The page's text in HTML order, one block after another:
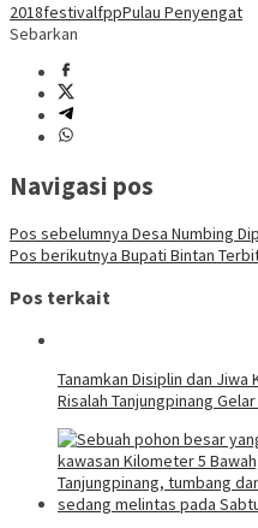
2018festivalfppPulau Penyengat
Sebarkan
Navigasi pos
Pos sebelumnya Desa Numbing
Pos berikutnya Bupati Bintan
Pos terkait
Tanamkan Disiplin dan Jiwa
Risalah Tanjungpinang